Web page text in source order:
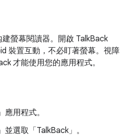
螢幕閱讀器。開啟 TalkBack
裝置互動，不必盯著螢幕。視障
才能使用您的應用程式。
用程式。
並選取「TalkBack」 。